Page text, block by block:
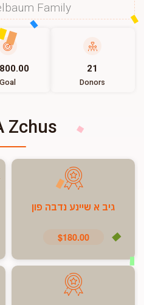
Family
Goal
21
Donors
Zchus
גיב א שיינע נדבה פון
$180.00